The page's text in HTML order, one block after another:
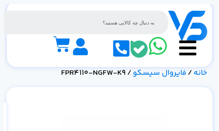
خانه / فایروال سیسکو/ FPR4110-NGFW-K9